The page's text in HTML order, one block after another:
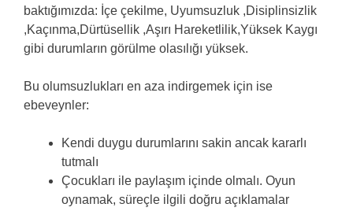
baktığımızda: İçe çekilme, Uyumsuzluk ,Disiplinsizlik
,Kaçınma,Dürtüsellik ,Aşırı Hareketlilik,Yüksek Kaygı
gibi durumların görülme olasılığı yüksek.
Bu olumsuzlukları en aza indirgemek için ise
ebeveynler:
Kendi duygu durumlarını sakin ancak kararlı
tutmalı
Çocukları ile paylaşım içinde olmalı. Oyun
oynamak, süreçle ilgili doğru açıklamalar